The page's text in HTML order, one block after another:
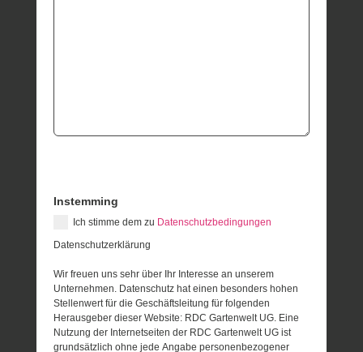
Instemming
Ich stimme dem zu Datenschutzbedingungen
Datenschutzerklärung
Wir freuen uns sehr über Ihr Interesse an unserem
Unternehmen. Datenschutz hat einen besonders hohen
Stellenwert für die Geschäftsleitung für folgenden
Herausgeber dieser Website: RDC Gartenwelt UG. Eine
Nutzung der Internetseiten der RDC Gartenwelt UG ist
grundsätzlich ohne jede Angabe personenbezogener